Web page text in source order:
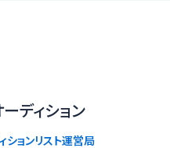
ディション
ションリスト運営局